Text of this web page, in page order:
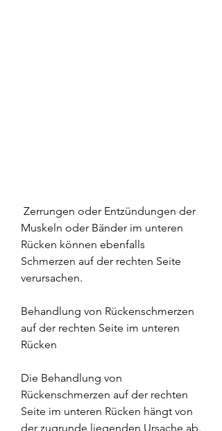
Muskeln oder Bänder im unteren
Rücken können ebenfalls
Schmerzen auf der rechten Seite
verursachen.
Behandlung von Rückenschmerzen
auf der rechten Seite im unteren
Rücken
Die Behandlung von
Rückenschmerzen auf der rechten
Seite im unteren Rücken hängt von
der zugrunde liegenden Ursache ab.